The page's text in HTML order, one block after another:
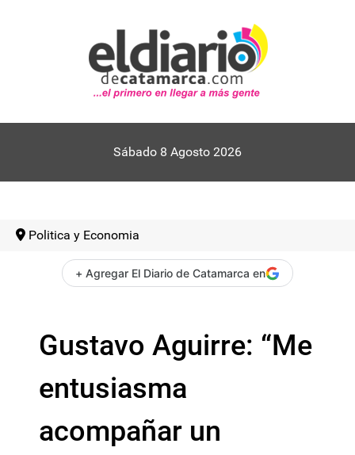
Sábado 8 Agosto 2026
Politica y Economia
+ Agregar El Diario de Catamarca en
Gustavo Aguirre: “Me
entusiasma
acompañar un